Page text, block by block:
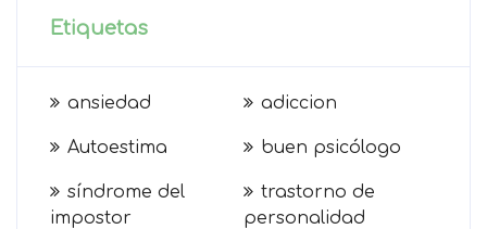
Etiquetas
ansiedad adiccion
Autoestima buen psicólogo
síndrome del
impostor
trastorno de
personalidad